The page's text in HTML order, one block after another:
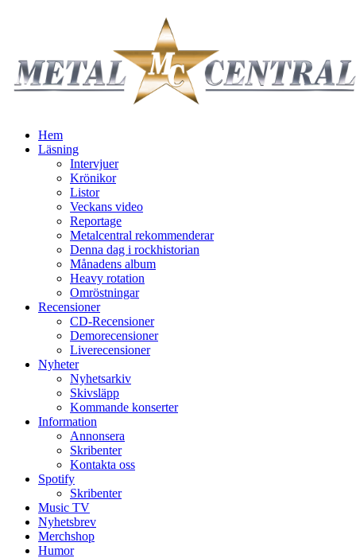
Hem
Läsning
Intervjuer
Krönikor
Listor
Veckans video
Reportage
Metalcentral rekommenderar
Denna dag i rockhistorian
Månadens album
Heavy rotation
Omröstningar
Recensioner
CD-Recensioner
Demorecensioner
Liverecensioner
Nyheter
Nyhetsarkiv
Skivsläpp
Kommande konserter
Information
Annonsera
Skribenter
Kontakta oss
Spotify
Skribenter
Music TV
Nyhetsbrev
Merchshop
Humor